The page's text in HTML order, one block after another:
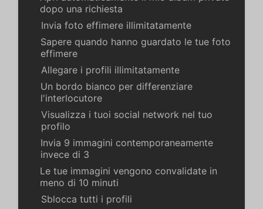
dopo una richiesta
Invia foto effimere illimitatamente
Sapere quando hanno guardato le tue foto
effimere
Allegare i profili illimitatamente
Un bordo bianco per differenziare
l'interlocutore
Visualizza i tuoi social network nel tuo
profilo
Invia 9 immagini contemporaneamente
invece di 3
Le tue immagini vengono convalidate in
meno di 10 minuti
Sblocca tutti i profili